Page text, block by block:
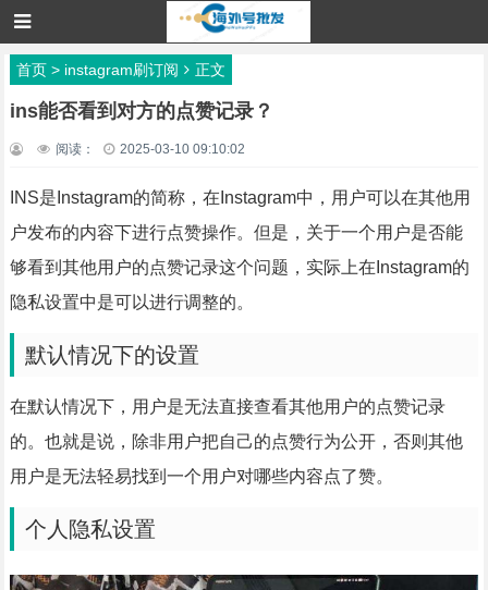
首页> instagram刷订阅 正文
ins能否看到对方的点赞记录？
阅读： 2025-03-10 09:10:02
INS是Instagram的简称，在Instagram中，用户可以在其他用
户发布的内容下进行点赞操作。但是，关于一个用户是否能
够看到其他用户的点赞记录这个问题，实际上在Instagram的
隐私设置中是可以进行调整的。
默认情况下的设置
在默认情况下，用户是无法直接查看其他用户的点赞记录
的。也就是说，除非用户把自己的点赞行为公开，否则其他
用户是无法轻易找到一个用户对哪些内容点了赞。
个人隐私设置